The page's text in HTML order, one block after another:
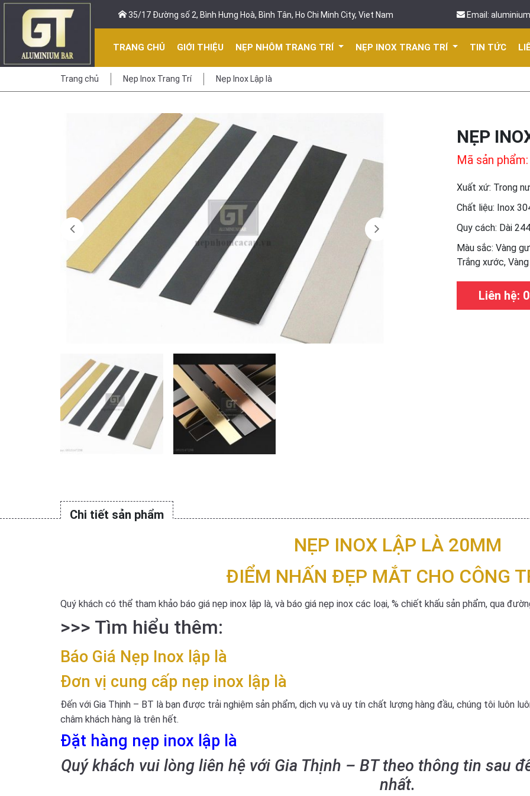
35/17 Đường số 2, Bình Hưng Hoà, Bình Tân, Ho Chi Minh City, Viet Nam Email:
TRANG CHỦ GIỚI THIỆU NẸP NHÔM TRANG TRÍ NẸP INOX TRANG TRÍ TIN TỨC
Trang chủ Nẹp Inox Trang Trí Nẹp Inox Lập là
NẸP
Mã sản
Xuất xứ: Trong
Chất liệu: Inox
Quy cách: Dài
Màu sắc: Vàng
Trắng xước,
Liên hệ:
Chi tiết sản phẩm
NẸP INOX LẬP LÀ 20MM
ĐIỂM NHẤN ĐẸP MẮT CHO CÔNG
Quý khách có thể tham khảo báo giá nẹp inox lập là, và báo giá nẹp inox các loại, % chiết khấu sản phẩm, qua
>>> Tìm hiểu thêm:
Báo Giá Nẹp Inox lập là
Đơn vị cung cấp nẹp inox lập là
Đến với Gia Thịnh – BT là bạn được trải nghiệm sản phẩm, dịch vụ và uy tín chất lượng hàng đầu, chúng tôi luôn
châm khách hàng là trên hết.
Đặt hàng nẹp inox lập là
Quý khách vui lòng liên hệ với Gia Thịnh – BT theo thông tin sau
nhất.